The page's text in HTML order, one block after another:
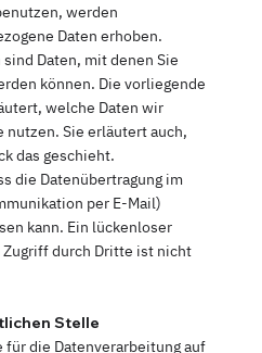
werden
Daten erhoben.
Daten, mit denen Sie
können. Die vorliegende
welche Daten wir
Sie erläutert auch,
das geschieht.
die Datenübertragung im
per E-Mail)
kann. Ein lückenloser
Zugriff durch Dritte ist nicht
Stelle
die Datenverarbeitung auf